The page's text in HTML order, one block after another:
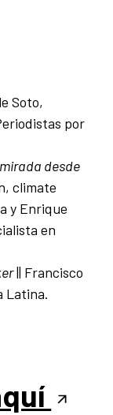
Soto,
por
desde
climate
y Enrique
en
|| Francisco
Latina.